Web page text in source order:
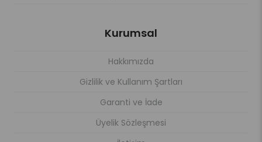
Kurumsal
Hakkımızda
Gizlilik ve Kullanım Şartları
Garanti ve İade
Üyelik Sözleşmesi